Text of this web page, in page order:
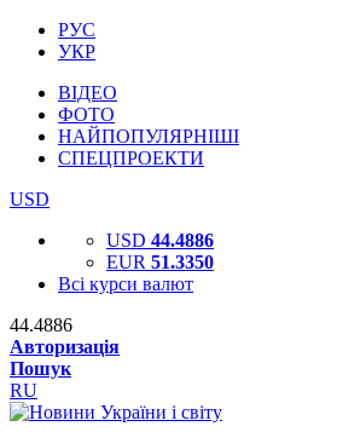
РУС
УКР
ВІДЕО
ФОТО
НАЙПОПУЛЯРНІШІ
СПЕЦПРОЕКТИ
USD
USD 44.4886
EUR 51.3350
Всі курси валют
44.4886
Авторизація
Пошук
RU